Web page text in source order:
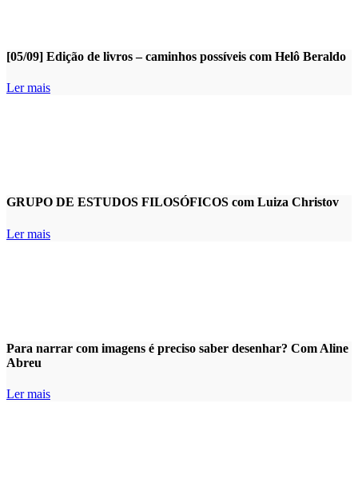
[05/09] Edição de livros – caminhos possíveis com Helô Beraldo
Ler mais
GRUPO DE ESTUDOS FILOSÓFICOS com Luiza Christov
Ler mais
Para narrar com imagens é preciso saber desenhar? Com Aline
Abreu
Ler mais